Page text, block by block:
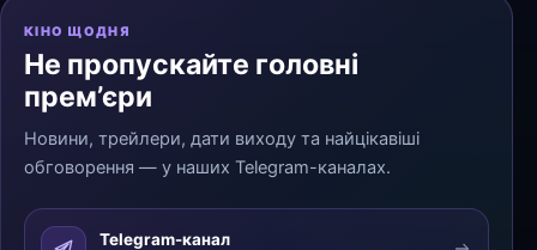
КІНО ЩОДНЯ
Не пропускайте головні
прем’єри
Новини, трейлери, дати виходу та найцікавіші
обговорення — у наших Telegram-каналах.
Telegram-канал